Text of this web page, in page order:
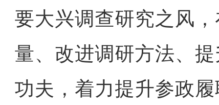
要大兴调查研究之风
量、改进调研方法、
功夫，着力提升参政